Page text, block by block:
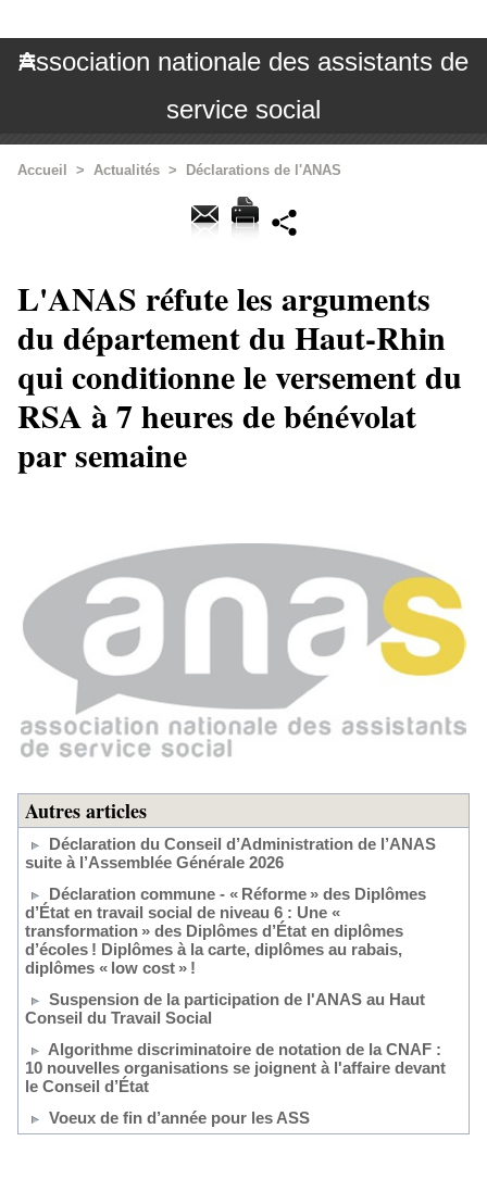
Association nationale des assistants de
service social
Accueil > Actualités > Déclarations de l'ANAS
L'ANAS réfute les arguments
du département du Haut-Rhin
qui conditionne le versement du
RSA à 7 heures de bénévolat
par semaine
Autres articles
Déclaration du Conseil d’Administration de l’ANAS
suite à l’Assemblée Générale 2026
Déclaration commune - « Réforme » des Diplômes
d’État en travail social de niveau 6 : Une «
transformation » des Diplômes d’État en diplômes
d’écoles ! Diplômes à la carte, diplômes au rabais,
diplômes « low cost » !
Suspension de la participation de l'ANAS au Haut
Conseil du Travail Social
Algorithme discriminatoire de notation de la CNAF :
10 nouvelles organisations se joignent à l'affaire devant
le Conseil d’État
Voeux de fin d’année pour les ASS